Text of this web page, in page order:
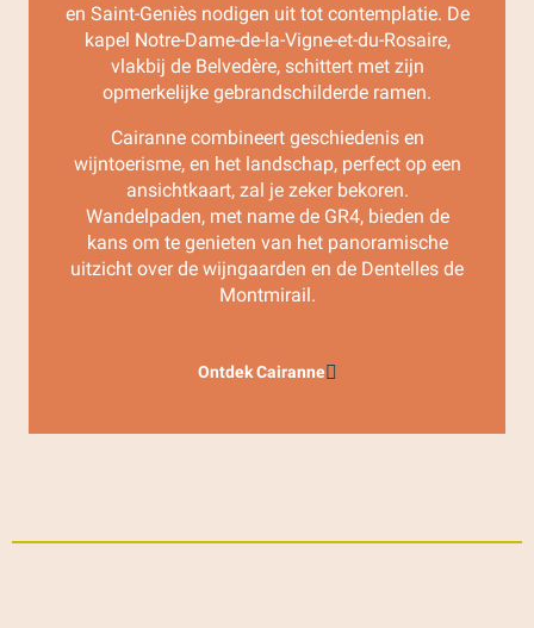
en Saint-Geniès nodigen uit tot contemplatie. De
kapel Notre-Dame-de-la-Vigne-et-du-Rosaire,
vlakbij de Belvedère, schittert met zijn
opmerkelijke gebrandschilderde ramen.
Cairanne combineert geschiedenis en
wijntoerisme, en het landschap, perfect op een
ansichtkaart, zal je zeker bekoren.
Wandelpaden, met name de GR4, bieden de
kans om te genieten van het panoramische
uitzicht over de wijngaarden en de Dentelles de
Montmirail.
Ontdek Cairanne